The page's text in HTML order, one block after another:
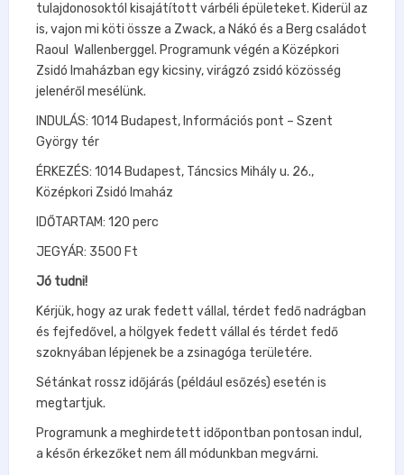
tulajdonosoktól kisajátított várbéli épületeket. Kiderül az
is, vajon mi köti össze a Zwack, a Nákó és a Berg családot
Raoul Wallenberggel. Programunk végén a Középkori
Zsidó Imaházban egy kicsiny, virágzó zsidó közösség
jelenéről mesélünk.
INDULÁS: 1014 Budapest, Információs pont – Szent
György tér
ÉRKEZÉS: 1014 Budapest, Táncsics Mihály u. 26.,
Középkori Zsidó Imaház
IDŐTARTAM: 120 perc
JEGYÁR: 3500 Ft
Jó tudni!
Kérjük, hogy az urak fedett vállal, térdet fedő nadrágban
és fejfedővel, a hölgyek fedett vállal és térdet fedő
szoknyában lépjenek be a zsinagóga területére.
Sétánkat rossz időjárás (például esőzés) esetén is
megtartjuk.
Programunk a meghirdetett időpontban pontosan indul,
a későn érkezőket nem áll módunkban megvárni.